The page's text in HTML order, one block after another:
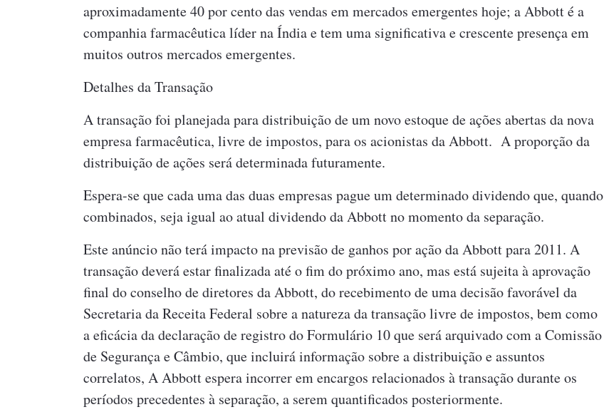
aproximadamente 40 por cento das vendas em mercados emergentes hoje; a Abbott é a
companhia farmacêutica líder na Índia e tem uma significativa e crescente presença em
muitos outros mercados emergentes.
Detalhes da Transação
A transação foi planejada para distribuição de um novo estoque de ações abertas da nova
empresa farmacêutica, livre de impostos, para os acionistas da Abbott. A proporção da
distribuição de ações será determinada futuramente.
Espera-se que cada uma das duas empresas pague um determinado dividendo que, quando
combinados, seja igual ao atual dividendo da Abbott no momento da separação.
Este anúncio não terá impacto na previsão de ganhos por ação da Abbott para 2011. A
transação deverá estar finalizada até o fim do próximo ano, mas está sujeita à aprovação
final do conselho de diretores da Abbott, do recebimento de uma decisão favorável da
Secretaria da Receita Federal sobre a natureza da transação livre de impostos, bem como
a eficácia da declaração de registro do Formulário 10 que será arquivado com a Comissão
de Segurança e Câmbio, que incluirá informação sobre a distribuição e assuntos
correlatos, A Abbott espera incorrer em encargos relacionados à transação durante os
períodos precedentes à separação, a serem quantificados posteriormente.